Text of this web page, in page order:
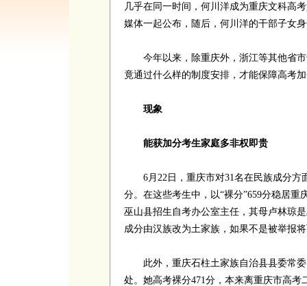
几乎在同一时间，何川洋成为重庆文科高
媒体一起公布，随后，何川洋的干部子女
今年以来，除重庆外，浙江等其他省市
竟通过什么样的制度安排，才能保障高考
现象
能获加分考生家庭多非权即贵
6月22日，重庆市对31名在民族成分方
分。在这些考生中，以“裸分”659分稳居
巫山县招生自考办公室主任，其母卢林琼
成分由汉族改为土家族，如果不是被举报
此外，重庆石柱土家族自治县县委常委
处。她高考裸分471分，本来离重庆市高